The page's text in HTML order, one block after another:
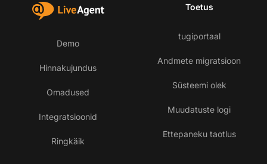
Demo
Hinnakujundus
Omadused
Integratsioonid
Ringkäik
Toetus
tugiportaal
Andmete migratsioon
Süsteemi olek
Muudatuste logi
Ettepaneku taotlus